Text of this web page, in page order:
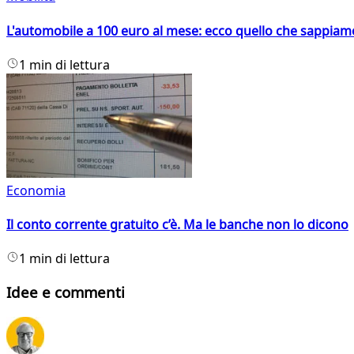
L'automobile a 100 euro al mese: ecco quello che
1 min di lettura
Economia
Il conto corrente gratuito c’è. Ma le banche non lo dicono
1 min di lettura
Idee e commenti